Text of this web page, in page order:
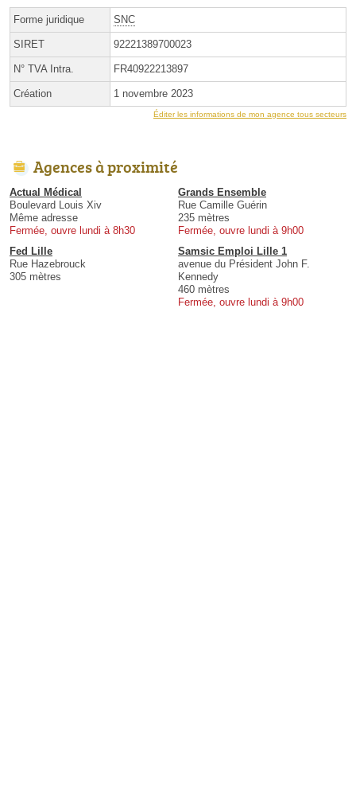
Forme juridique SNC
SIRET 92221389700023
N° TVA Intra. FR40922213897
Création 1 novembre 2023
Éditer les informations de mon agence tous secteurs
Agences à proximité
Actual Médical
Boulevard Louis Xiv
Même adresse
Fermée, ouvre lundi à 8h30
Grands Ensemble
Rue Camille Guérin
235 mètres
Fermée, ouvre lundi à 9h00
Fed Lille
Rue Hazebrouck
305 mètres
Samsic Emploi Lille 1
avenue du Président John F.
Kennedy
460 mètres
Fermée, ouvre lundi à 9h00